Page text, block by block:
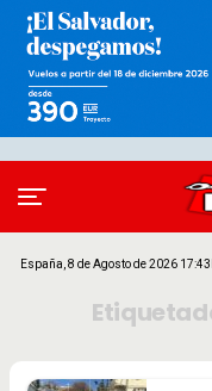
España, 8 de Agosto de 2026